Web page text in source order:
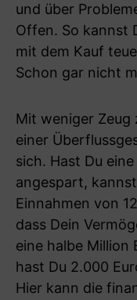
und über
Offen. So kannst
mit dem Kauf
Schon gar nicht
Mit weniger Zeug
einer
sich. Hast Du
angespart,
Einnahmen von
dass Dein
eine halbe Million
hast Du 2.000
Hier kann die